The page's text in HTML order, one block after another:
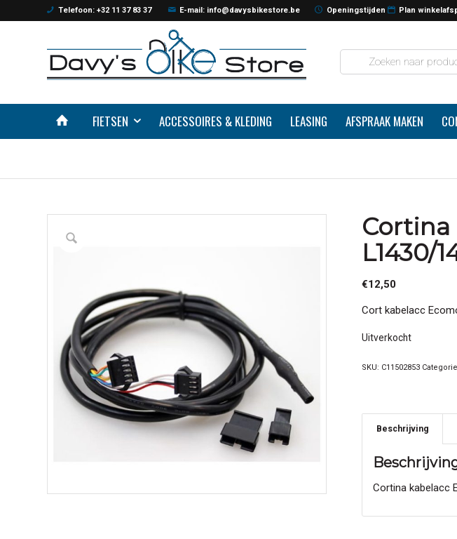
Telefoon: +32 11 37 83 37 E-mail: info@davysbikestore.be Openingstijden Plan
FIETSEN ACCESSOIRES & KLEDING LEASING AFSPRAAK MAKEN
L1430/
€12,50
Cort kabelacc
Uitverkocht
SKU: C11502853
Beschrijving
Cortina kabelacc